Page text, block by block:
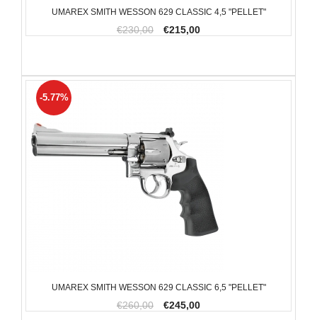
UMAREX SMITH WESSON 629 CLASSIC 4,5 "PELLET"
€230,00 €215,00
UMAREX SMITH WESSON 629 CLASSIC 6,5 "PELLET"
€260,00 €245,00
-5.77%